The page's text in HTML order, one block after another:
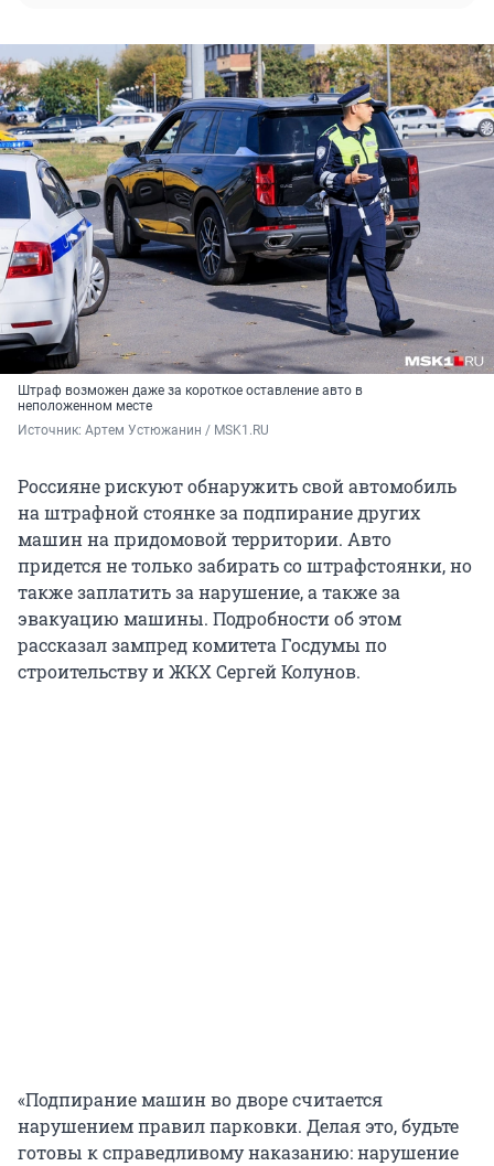
Штраф возможен даже за короткое оставление авто в
неположенном месте
Источник: Артем Устюжанин / MSK1.RU
Россияне рискуют обнаружить свой автомобиль
на штрафной стоянке за подпирание других
машин на придомовой территории. Авто
придется не только забирать со штрафстоянки, но
также заплатить за нарушение, а также за
эвакуацию машины. Подробности об этом
рассказал зампред комитета Госдумы по
строительству и ЖКХ Сергей Колунов.
«Подпирание машин во дворе считается
нарушением правил парковки. Делая это, будьте
готовы к справедливому наказанию: нарушение